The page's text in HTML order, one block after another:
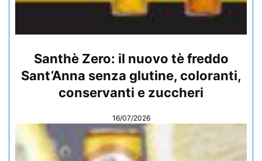
Santhè Zero: il nuovo tè freddo
Sant’Anna senza glutine, coloranti,
conservanti e zuccheri
16/07/2026